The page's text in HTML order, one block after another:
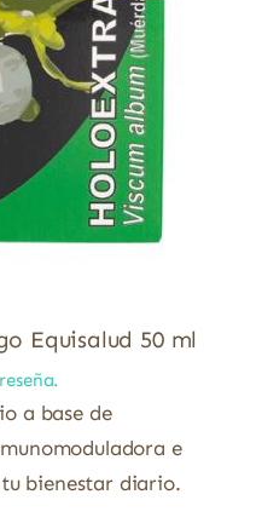
Equisalud 50 ml
a base de
e
bienestar diario.